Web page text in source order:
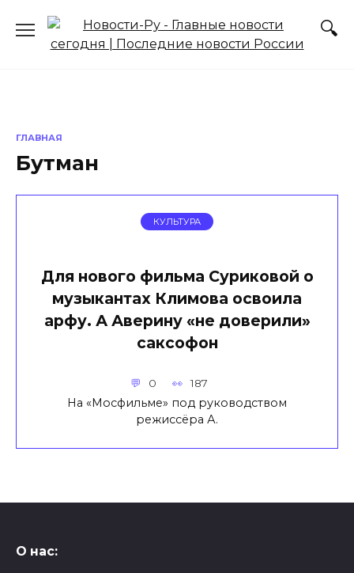
содержанию
ГЛАВНАЯ
Бутман
КУЛЬТУРА
Для нового фильма Суриковой о
музыкантах Климова освоила
арфу. А Аверину «не доверили»
саксофон
0 187
На «Мосфильме» под руководством
режиссёра А.
О нас: